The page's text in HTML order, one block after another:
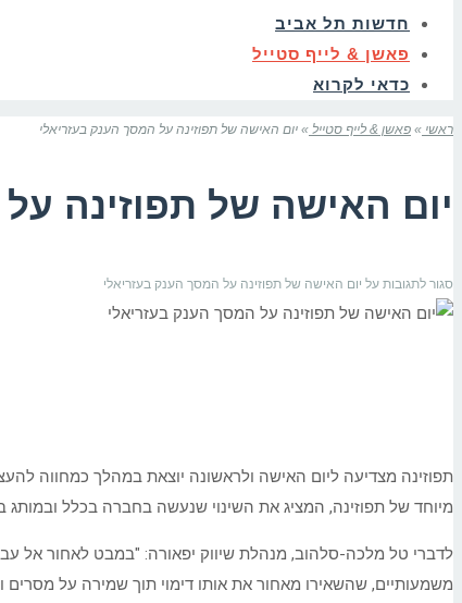
חדשות תל אביב
פאשן & לייף סטייל
כדאי לקרוא
ראשי » פאשן & לייף סטייל » יום האישה של תפוזינה על המסך הענק בעזריאלי
יום האישה של תפוזינה
סגור לתגובות על יום האישה של תפוזינה על המסך הענק בעזריאלי
מיוחד של תפוזינה, המציג את השינוי שנעשה בחברה בכלל ובמותג בפרט מנערת תפוזינה
משמעותיים, שהשאירו מאחור את אותו דימוי תוך שמירה על